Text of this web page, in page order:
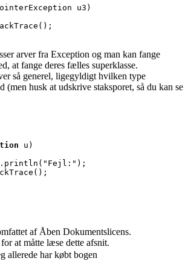
u3)
arver fra Exception og man kan fange
at fange deres fælles superklasse.
så generel, ligegyldigt hvilken type
(men husk at udskrive staksporet, så du kan se
u)
af Åben Dokumentslicens.
at måtte læse dette afsnit.
allerede har købt bogen